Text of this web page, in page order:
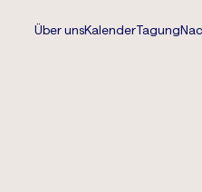
Über unsKalenderTagung